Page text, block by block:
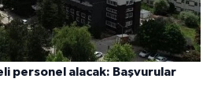
personel alacak: Başvurular